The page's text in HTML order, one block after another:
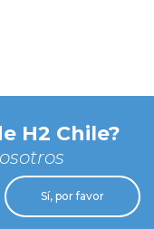
H2 Chile?
Sí, por favor